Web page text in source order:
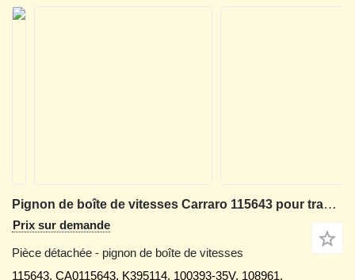
Pignon de boîte de vitesses Carraro 115643 pour tractopelle Case
Prix sur demande
Pièce détachée - pignon de boîte de vitesses
115643, CA0115643, K395114, 100393-35V, 108961,